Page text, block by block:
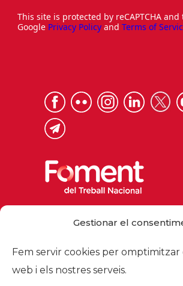
Gestionar el
Fem servir cookies per
web i els nostres serveis.
This site is protected by reCAPTCHA and
Google Privacy Policy and Terms of
foment@foment.com